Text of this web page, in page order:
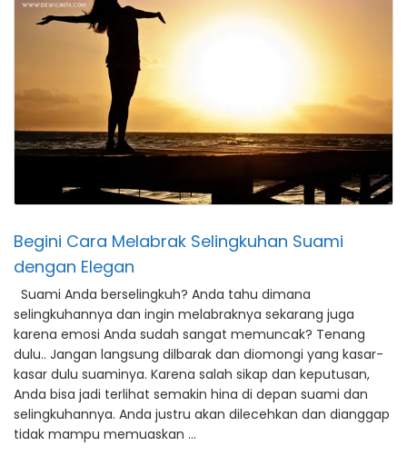
Begini Cara Melabrak Selingkuhan Suami
dengan Elegan
Suami Anda berselingkuh? Anda tahu dimana
selingkuhannya dan ingin melabraknya sekarang juga
karena emosi Anda sudah sangat memuncak? Tenang
dulu.. Jangan langsung dilbarak dan diomongi yang kasar-
kasar dulu suaminya. Karena salah sikap dan keputusan,
Anda bisa jadi terlihat semakin hina di depan suami dan
selingkuhannya. Anda justru akan dilecehkan dan dianggap
tidak mampu memuaskan …